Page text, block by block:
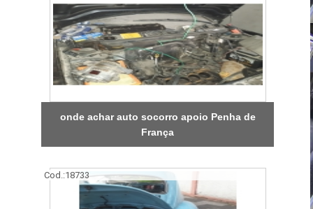
onde achar auto socorro apoio Penha de
França
Cod.:18733